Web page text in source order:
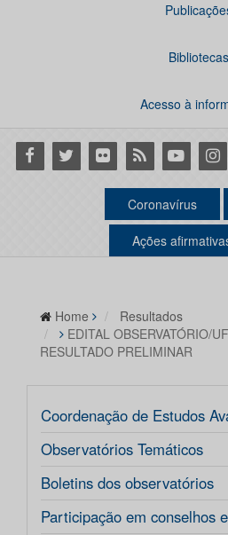
Bibliotecas
Acesso à
Facebook
Twitter Flickr RSS Youtube
Coronavírus
Ações
Home
Resultados
EDITAL OBSERVATÓRIO/
RESULTADO PRELIMINAR
Coordenação de Estudos
Observatórios Temáticos
Boletins dos observatórios
Participação em conselhos